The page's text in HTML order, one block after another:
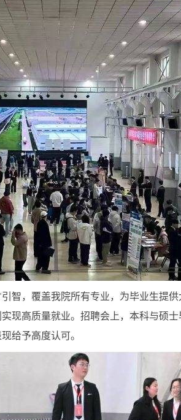
智，覆盖我院所有专业，为毕业生提
现高质量就业。招聘会上，本科与硕士
给予高度认可。